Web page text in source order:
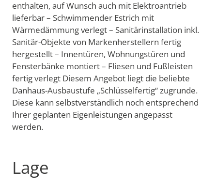
enthalten, auf Wunsch auch mit Elektroantrieb
lieferbar – Schwimmender Estrich mit
Wärmedämmung verlegt – Sanitärinstallation inkl.
Sanitär-Objekte von Markenherstellern fertig
hergestellt – Innentüren, Wohnungstüren und
Fensterbänke montiert – Fliesen und Fußleisten
fertig verlegt Diesem Angebot liegt die beliebte
Danhaus-Ausbaustufe „Schlüsselfertig“ zugrunde.
Diese kann selbstverständlich noch entsprechend
Ihrer geplanten Eigenleistungen angepasst
werden.
Lage